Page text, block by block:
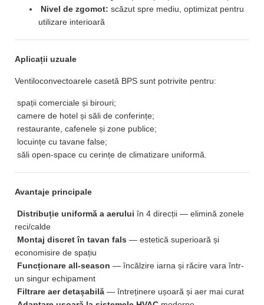
Nivel de zgomot: scăzut spre mediu, optimizat pentru
utilizare interioară
Aplicații uzuale
Ventiloconvectoarele casetă BPS sunt potrivite pentru:
spații comerciale și birouri;
camere de hotel și săli de conferințe;
restaurante, cafenele și zone publice;
locuințe cu tavane false;
săli open-space cu cerințe de climatizare uniformă.
Avantaje principale
Distribuție uniformă a aerului în 4 direcții — elimină zonele
reci/calde
Montaj discret în tavan fals — estetică superioară și
economisire de spațiu
Funcționare all-season — încălzire iarna și răcire vara într-
un singur echipament
Filtrare aer detașabilă — întreținere ușoară și aer mai curat